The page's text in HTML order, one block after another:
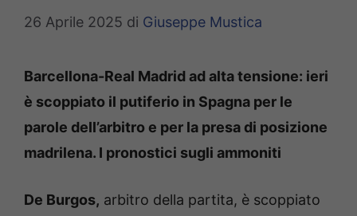
26 Aprile 2025 di Giuseppe Mustica
Barcellona-Real Madrid ad alta tensione: ieri
è scoppiato il putiferio in Spagna per le
parole dell’arbitro e per la presa di posizione
madrilena. I pronostici sugli ammoniti
De Burgos, arbitro della partita, è scoppiato